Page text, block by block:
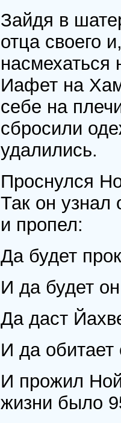
Зайдя в
отца своего
насмехаться
Иафет на
себе на
сбросили
удалились.
Проснулся
Так он узнал
и пропел:
Да будет
И да будет
Да даст
И да
И прожил
жизни было